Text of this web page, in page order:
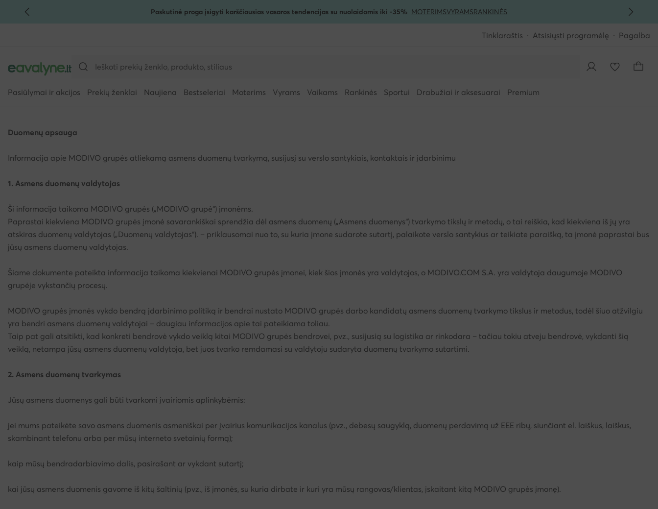
PEREITI PRIE PAGRINDINIO TURINIOPaskutinė proga įsigyti karščiausias vasaros tendencijas su nuolaidomis iki -35% MOTERIMSVYRAMSRANKINĖS
Tinklaraštis Atsisiųsti programėlę Pagalba
Pasiūlymai ir akcijos Prekių ženklai Naujiena Bestseleriai Moterims Vyrams Vaikams Rankinės Sportui Drabužiai ir aksesuarai Premium
Duomenų apsauga
Informacija apie MODIVO grupės atliekamą asmens duomenų tvarkymą, susijusį su verslo santykiais, kontaktais ir įdarbinimu
1. Asmens duomenų valdytojas
Ši informacija taikoma MODIVO grupės („MODIVO grupė“) įmonėms.
Paprastai kiekviena MODIVO grupės įmonė savarankiškai sprendžia dėl asmens duomenų („Asmens duomenys“) tvarkymo tikslų ir metodų, o tai reiškia, kad kiekviena iš jų yra
atskiras duomenų valdytojas („Duomenų valdytojas“). – priklausomai nuo to, su kuria įmone sudarote sutartį, palaikote verslo santykius ar teikiate paraišką, ta įmonė paprastai bus
jūsų asmens duomenų valdytojas.
Šiame dokumente pateikta informacija taikoma kiekvienai MODIVO grupės įmonei, kiek šios įmonės yra valdytojos, o MODIVO.COM S.A. yra valdytoja daugumoje MODIVO
grupėje vykstančių procesų.
MODIVO grupės įmonės vykdo bendrą įdarbinimo politiką ir bendrai nustato MODIVO grupės darbo kandidatų asmens duomenų tvarkymo tikslus ir metodus, todėl šiuo atžvilgiu
yra bendri asmens duomenų valdytojai – daugiau informacijos apie tai pateikiama toliau.
Taip pat gali atsitikti, kad konkreti bendrovė vykdo veiklą kitai MODIVO grupės bendrovei, pvz., susijusią su logistika ar rinkodara – tačiau tokiu atveju bendrovė, vykdanti šią
veiklą, netampa jūsų asmens duomenų valdytoja, bet juos tvarko remdamasi su valdytoju sudaryta duomenų tvarkymo sutartimi.
2. Asmens duomenų tvarkymas
Jūsų asmens duomenys gali būti tvarkomi įvairiomis aplinkybėmis:
jei mums pateikėte savo asmens duomenis asmeniškai per įvairius komunikacijos kanalus (pvz., debesų saugyklą, duomenų perdavimą už EEE ribų, siunčiant el. laiškus, laiškus,
skambinant telefonu arba per mūsų interneto svetainių formą);
kaip mūsų bendradarbiavimo dalis, pasirašant ar vykdant sutartį;
kai jūsų asmens duomenis gavome iš kitų šaltinių (pvz., iš įmonės, su kuria dirbate ir kuri yra mūsų rangovas/klientas, įskaitant kitą MODIVO grupės įmonę).